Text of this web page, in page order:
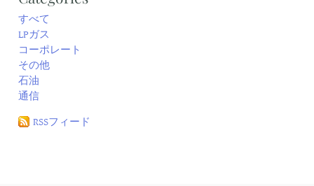
すべて
LPガス
コーポレート
その他
石油
通信
RSSフィード